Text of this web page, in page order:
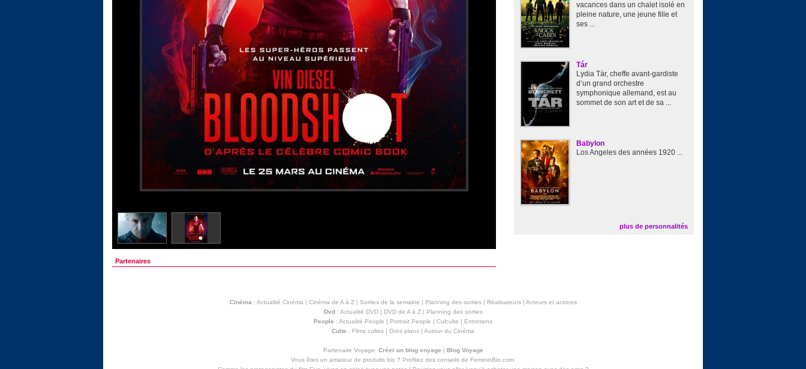
Partenaires
vacances dans un chalet isolé en
pleine nature, une jeune fille et
ses ...
Tár
Lydia Tár, cheffe avant-gardiste
d’un grand orchestre
symphonique allemand, est au
sommet de son art et de sa ...
Babylon
Los Angeles des années 1920 ...
plus de personnalités
Cinéma : Actualité Cinéma | Cinéma de A à Z| Sorties de la semaine | Planning des sorties| Réalisateurs| Acteurs et actrices
Dvd: Actualité DVD| DVD de A à Z| Planning des sorties
People : Actualité People | Portrait People | Culculte | Entretiens
Culte : Films cultes | Gros plans | Autour du Cinéma
Partenaire Voyage: Créer un blog voyage | Blog Voyage
Vous êtes un amateur de produits bio ? Profitez des conseils de FemininBio.com.